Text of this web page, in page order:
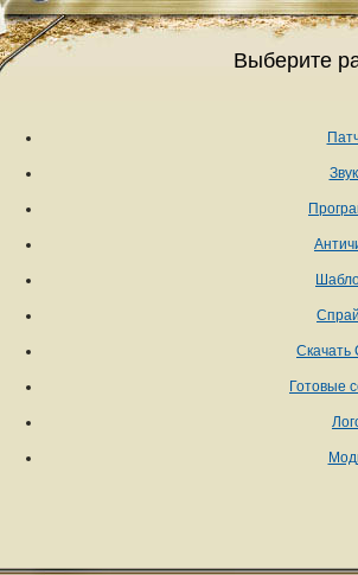
Выберите
Скачать
Готовые